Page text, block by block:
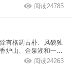
阅读24785
有格调古朴、风貌独
炉山、金泉湖和一批
阅读24263